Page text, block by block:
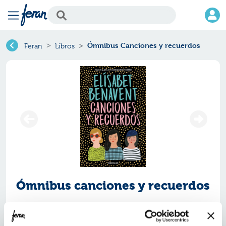
Feran Libros Ómnibus Canciones y recuerdos
Ómnibus canciones y recuerdos
Ref.
ISBN: